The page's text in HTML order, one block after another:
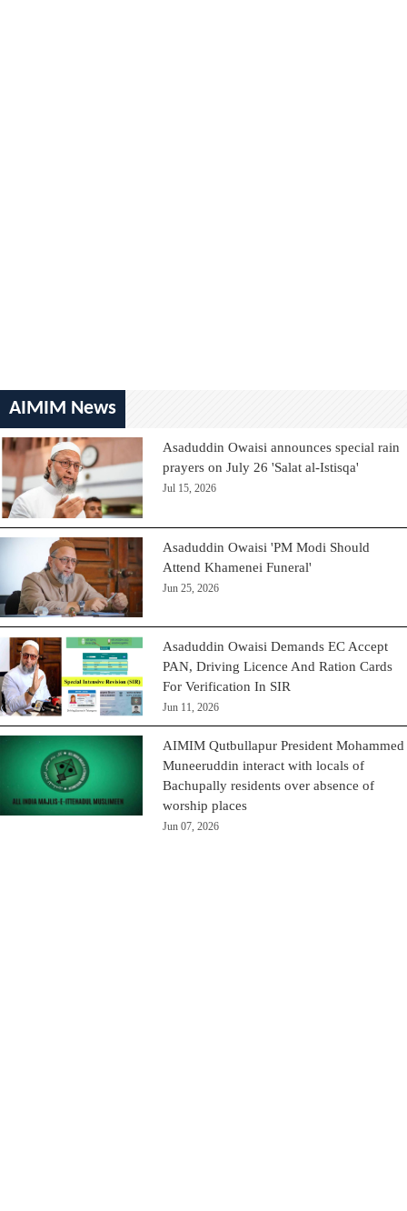
AIMIM News
Asaduddin Owaisi announces special rain
prayers on July 26 'Salat al-Istisqa'
Jul 15, 2026
Asaduddin Owaisi 'PM Modi Should
Attend Khamenei Funeral'
Jun 25, 2026
Asaduddin Owaisi Demands EC Accept
PAN, Driving Licence And Ration Cards
For Verification In SIR
Jun 11, 2026
AIMIM Qutbullapur President Mohammed
Muneeruddin interact with locals of
Bachupally residents over absence of
worship places
Jun 07, 2026